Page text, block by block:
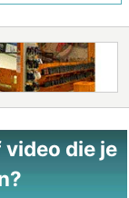
die je